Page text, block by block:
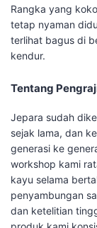
Rangka yang
tetap nyaman
terlihat bagus di
kendur.
Tentang
Jepara sudah
sejak lama, dan
generasi ke
workshop kami
kayu selama
penyambungan
dan ketelitian